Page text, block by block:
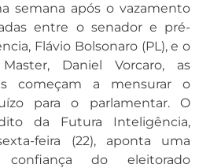
semana após o vazamento
entre o senador e pré-
Flávio Bolsonaro (PL), e o
Daniel Vorcaro, as
começam a mensurar o
para o parlamentar. O
da Futura Inteligência,
feira (22), aponta uma
confiança do eleitorado